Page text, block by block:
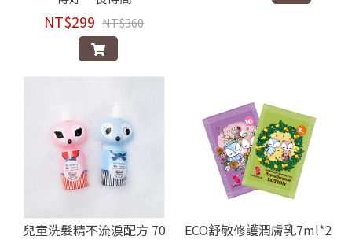
NT$299 NT$360
兒童洗髮精不流淚配方 70
ECO舒敏修護潤膚乳7ml*2